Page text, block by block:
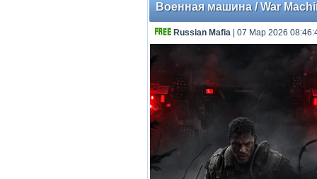
Военная машина / War
Russian Mafia | 07 Мар 2026